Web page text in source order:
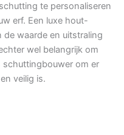
te personaliseren
erf. Een luxe hout-
waarde en uitstraling
wel belangrijk om
schuttingbouwer om er
veilig is.